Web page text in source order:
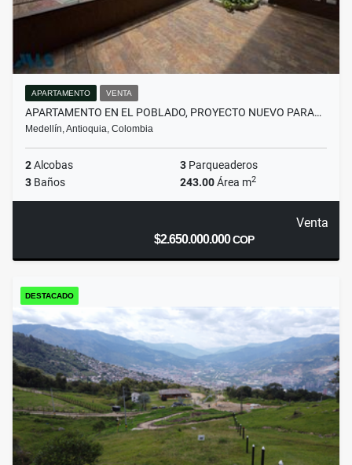
APARTAMENTO VENTA
APARTAMENTO EN EL POBLADO, PROYECTO NUEVO PARA…
Medellín, Antioquia, Colombia
2Alcobas 3 Parqueaderos
3 Baños 243.00Área m2
Venta
$2.650.000.000COP
DESTACADO